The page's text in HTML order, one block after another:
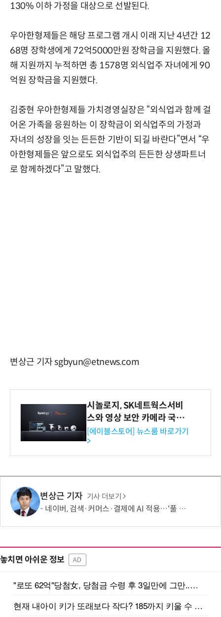
130% 이하 가정을 대상으로 선발된다.
우아한형제들은 해당 프로그램 개시 이래 지난 4년간 12
68명 장학생에게 72억5000만원 장학금을 지원했다. 올
해 지원까지 누적하면 총 1578명 외식업주 자녀에게 90
억원 장학금을 지원했다.
김중현 우아한형제들 가치경영실장은 “외식업과 함께 걸
어온 가족을 응원하는 이 장학금이 외식업주의 가정과
자녀의 성장을 잇는 든든한 기반이 되길 바란다”면서 “우
아한형제들은 앞으로도 외식업주의 든든한 상생파트너
로 함께하겠다”고 말했다.
변상근 기자 sgbyun@etnews.com
시놀로지, SK네트웍스서비
스와 영상 보안 카메라 국내
독점 판매 파트너십 체결
[에이블스토어] 뉴스룸 바로가기
>
변상근 기자 기사 더보기
네이버, 검색·커머스·결제에 AI 적용…'풀 퍼널' 수익화 강화
놓치면 아쉬운 정보 AD